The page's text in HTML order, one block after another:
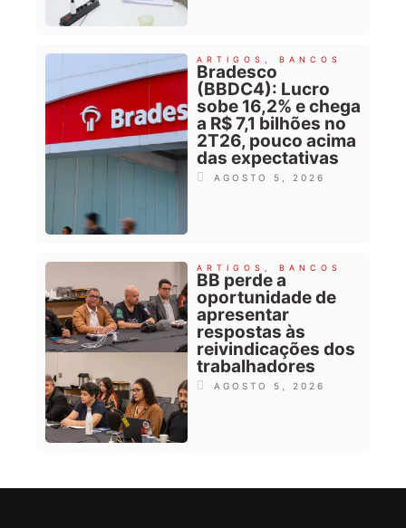
ARTIGOS BANCOS
Bradesco
(BBDC4): Lucro
sobe 16,2% e chega
a R$ 7,1 bilhões no
2T26, pouco acima
das expectativas
AGOSTO 5, 2026
ARTIGOS BANCOS
BB perde a
oportunidade de
apresentar
respostas às
reivindicações dos
trabalhadores
AGOSTO 5, 2026